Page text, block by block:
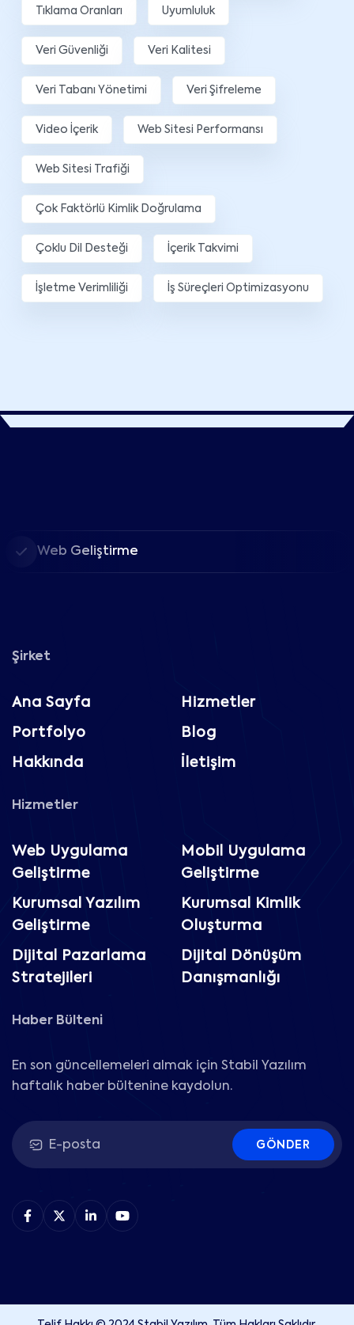
Tıklama Oranları Uyumluluk
Veri Güvenliği Veri Kalitesi
Veri Tabanı Yönetimi Veri Şifreleme
Video İçerik Web Sitesi Performansı
Web Sitesi Trafiği
Çok Faktörlü Kimlik Doğrulama
Çoklu Dil Desteği İçerik Takvimi
İşletme Verimliliği İş Süreçleri Optimizasyonu
Web Geliştirme
Şirket
Ana Sayfa Hizmetler
Portfolyo Blog
Hakkında İletişim
Hizmetler
Web Uygulama
Geliştirme
Mobil Uygulama
Geliştirme
Kurumsal Yazılım
Geliştirme
Kurumsal Kimlik
Oluşturma
Dijital Pazarlama
Stratejileri
Dijital Dönüşüm
Danışmanlığı
Haber Bülteni
En son güncellemeleri almak için Stabil Yazılım
haftalık haber bültenine kaydolun.
GÖNDER